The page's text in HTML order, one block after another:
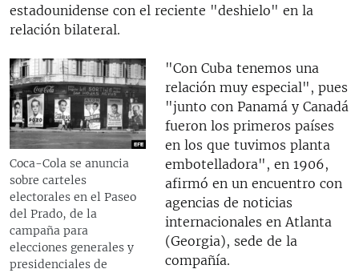
estadounidense con el reciente "deshielo" en la
relación bilateral.
Coca-Cola se anuncia
sobre carteles
electorales en el Paseo
del Prado, de la
campaña para
elecciones generales y
presidenciales de
"Con Cuba tenemos una
relación muy especial", pues
"junto con Panamá y Canadá
fueron los primeros países
en los que tuvimos planta
embotelladora", en 1906,
afirmó en un encuentro con
agencias de noticias
internacionales en Atlanta
(Georgia), sede de la
compañía.